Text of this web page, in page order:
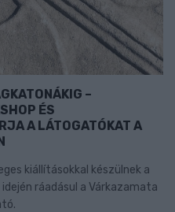
–
ÉS
A LÁTOGATÓKAT A
kiállításokkal készülnek a
ráadásul a Várkazamata